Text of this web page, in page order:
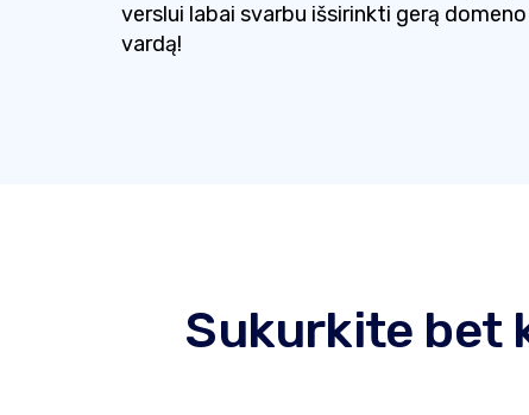
verslui labai svarbu išsirinkti gerą domeno
vardą!
Sukurkite bet